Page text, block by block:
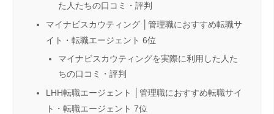
た人たちの口コミ・評判
マイナビスカウティング │管理職におすすめ転職サ
イト・転職エージェント 6位
マイナビスカウティングを実際に利用した人た
ちの口コミ・評判
LHH転職エージェント │管理職におすすめ転職サイ
ト・転職エージェント 7位